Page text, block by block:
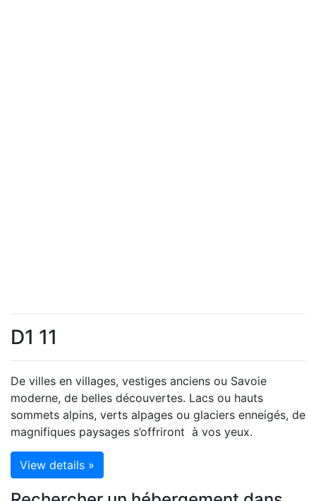
D1 11
De villes en villages, vestiges anciens ou Savoie
moderne, de belles découvertes. Lacs ou hauts
sommets alpins, verts alpages ou glaciers enneigés, de
magnifiques paysages s’offriront à vos yeux.
View details »